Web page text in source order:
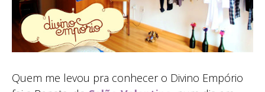
Quem me levou pra conhecer o Divino Empório